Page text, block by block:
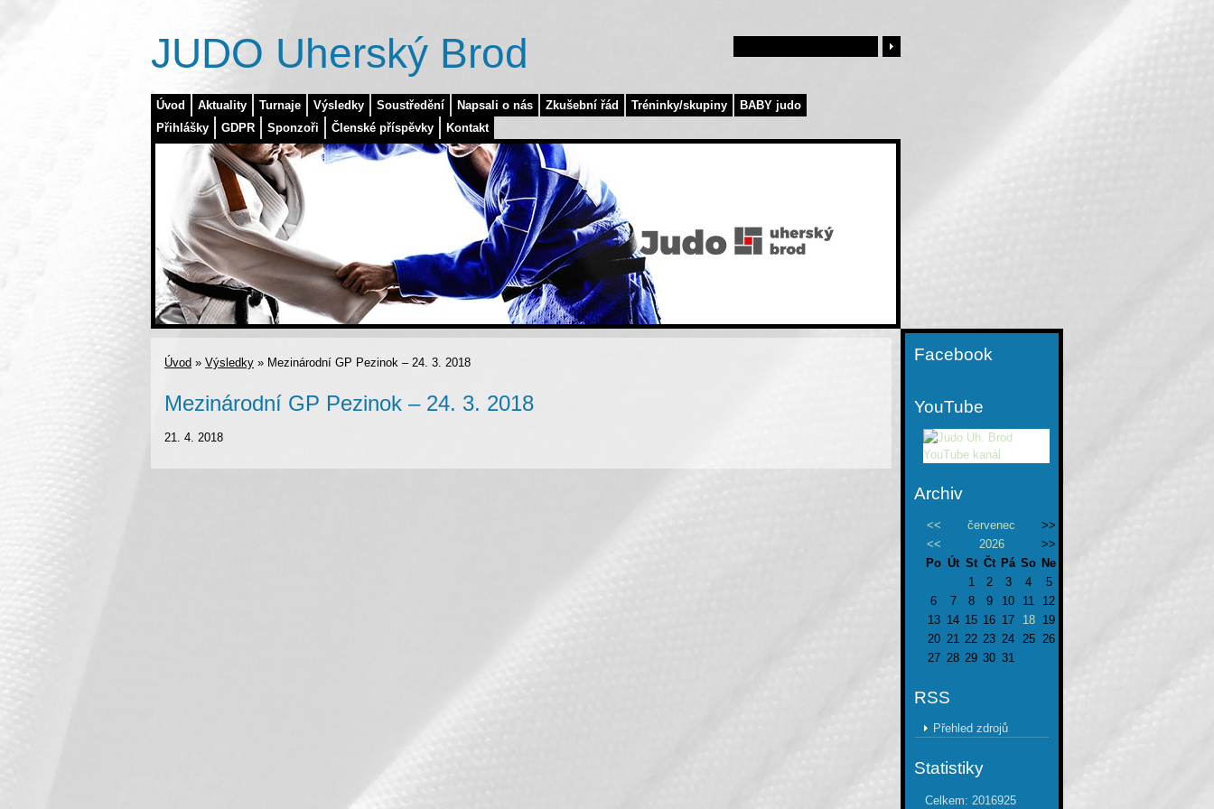
Úvod Aktuality Turnaje Výsledky Soustředění Napsali o nás Zkušební řád Tréninky/skupiny
BABY judo
Přihlášky
GDPR Sponzoři Členské příspěvky Kontakt
JUDO Uherský Brod
Úvod » Výsledky » Mezinárodní GP Pezinok – 24. 3. 2018
Mezinárodní GP Pezinok – 24. 3. 2018
21. 4. 2018
Facebook
YouTube
Archiv
<< červenec
>>
<<
2026
>>
Po Út St Čt Pá So Ne
1
2 3 4
5
6
7 8 9 10 11
12
13 14 15 16 17 18
19
20 21 22 23 24 25 26
27 28 29 30 31
RSS
Přehled zdrojů
Statistiky
Celkem: 2016925